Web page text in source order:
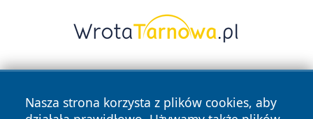
Nasza strona korzysta z plików cookies, aby